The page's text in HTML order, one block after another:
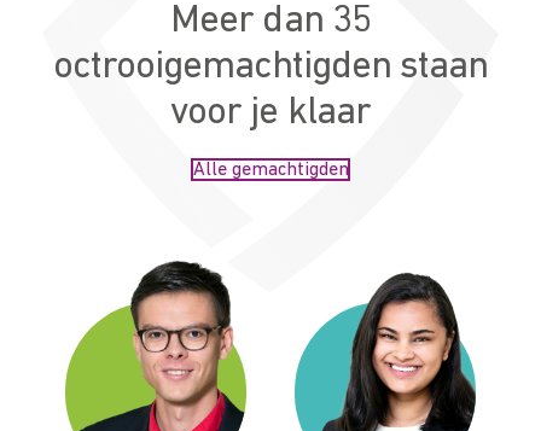
Meer dan 35
octrooigemachtigden staan
voor je klaar
Alle gemachtigden